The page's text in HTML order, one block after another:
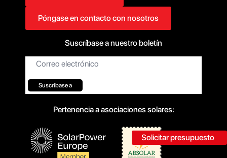
Solicitar presupuesto
Póngase en contacto con nosotros
Suscríbase a nuestro boletín
Correo
electrónico
Suscríbase a
Pertenencia a asociaciones solares: